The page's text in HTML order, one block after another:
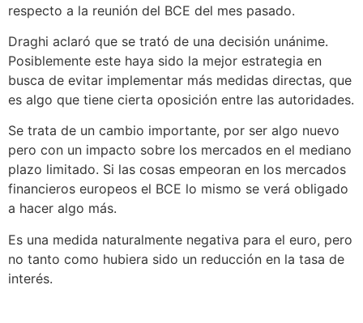
respecto a la reunión del BCE del mes pasado.
Draghi aclaró que se trató de una decisión unánime.
Posiblemente este haya sido la mejor estrategia en
busca de evitar implementar más medidas directas, que
es algo que tiene cierta oposición entre las autoridades.
Se trata de un cambio importante, por ser algo nuevo
pero con un impacto sobre los mercados en el mediano
plazo limitado. Si las cosas empeoran en los mercados
financieros europeos el BCE lo mismo se verá obligado
a hacer algo más.
Es una medida naturalmente negativa para el euro, pero
no tanto como hubiera sido un reducción en la tasa de
interés.